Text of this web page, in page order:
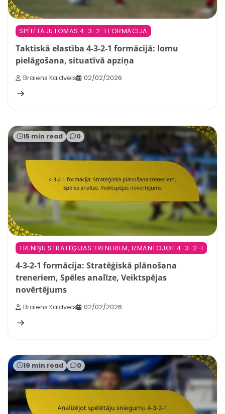
SPĒLĒTĀJU LOMAS 4-3-2-1 FORMĀCIJĀ
Taktiskā elastība 4-3-2-1 formācijā: lomu
pielāgošana, situatīvā apziņa
Braiens Kaldvels 02/02/2026
15 min read 0
TRENIŅU STRATĒĢIJAS TRENERIEM, IZMANTOJOT 4-3-2-1
4-3-2-1 formācija: Stratēģiskā plānošana
treneriem, Spēles analīze, Veiktspējas
novērtējums
Braiens Kaldvels 02/02/2026
19 min read 0